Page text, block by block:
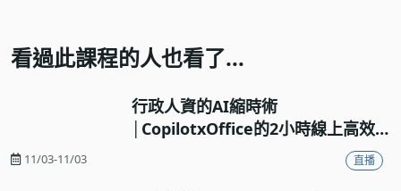
看過此課程的人也看了...
行政人資的AI縮時術
│CopilotxOffice的2小時線上高效
11/03-11/03 直播